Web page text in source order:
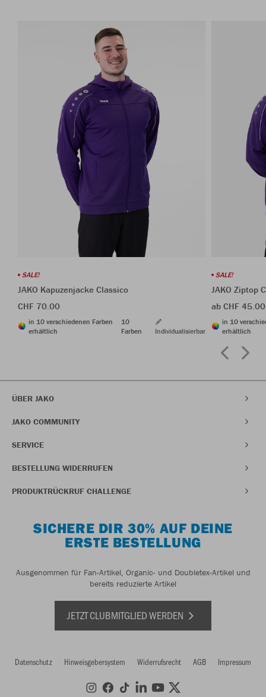
SALE!
JAKO Kapuzenjacke Classico
CHF 70.00
in 10 verschiedenen Farben
erhältlich
10
Farben
Individualisierbar
SALE!
JAKO Ziptop
ab CHF 45.00
in 10
erhältlich
ÜBER JAKO
JAKO COMMUNITY
SERVICE
BESTELLUNG WIDERRUFEN
PRODUKTRÜCKRUF CHALLENGE
SICHERE DIR 30% AUF DEINE
ERSTE BESTELLUNG
Ausgenommen für Fan-Artikel, Organic- und Doubletex-Artikel und
bereits reduzierte Artikel
JETZT CLUBMITGLIED WERDEN
Datenschutz Hinweisgebersystem Widerrufsrecht AGB Impressum